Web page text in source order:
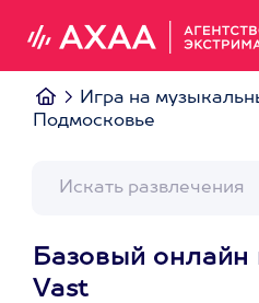
Игра на
Подмосковье
Базовый онлайн
Vast